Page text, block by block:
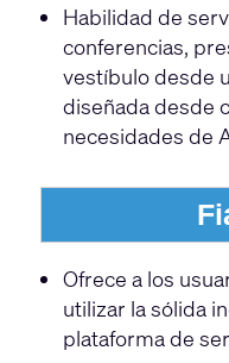
Habilidad de
conferencias,
vestíbulo desde
diseñada desde
necesidades de
Ofrece a los
utilizar la sólida
plataforma de